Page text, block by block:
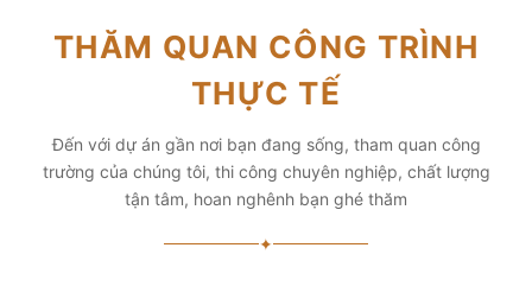
THĂM QUAN CÔNG TRÌNH
THỰC TẾ
Đến với dự án gần nơi bạn đang sống, tham quan công
trường của chúng tôi, thi công chuyên nghiệp, chất lượng
tận tâm, hoan nghênh bạn ghé thăm
✦